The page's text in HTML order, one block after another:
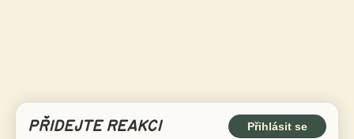
PŘIDEJTE REAKCI Přihlásit se